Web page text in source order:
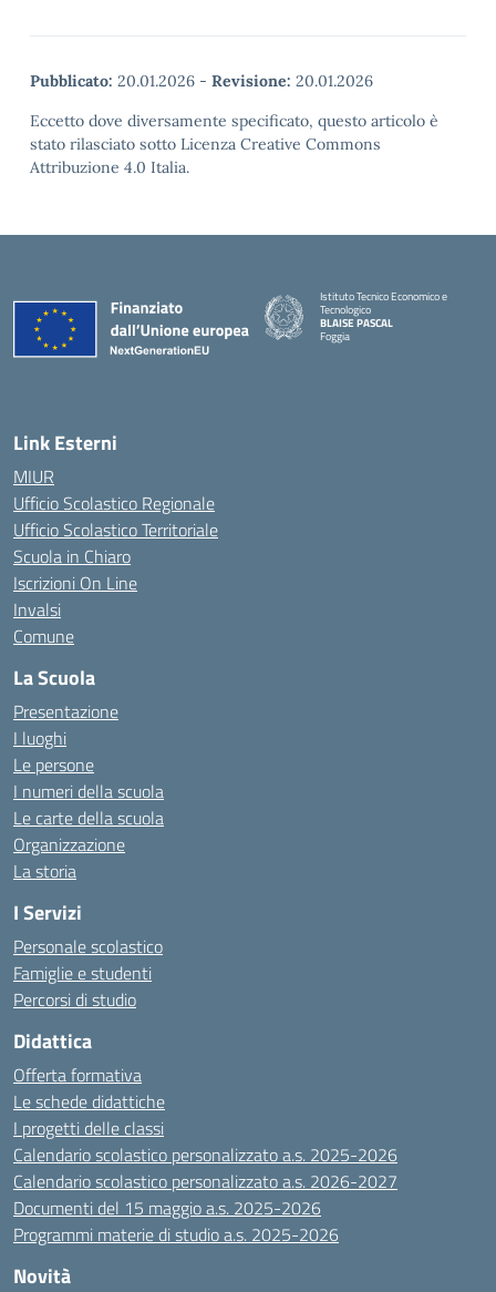
Pubblicato: 20.01.2026 - Revisione: 20.01.2026
Eccetto dove diversamente specificato, questo articolo è
stato rilasciato sotto Licenza Creative Commons
Attribuzione 4.0 Italia.
Istituto Tecnico Economico e
Tecnologico
BLAISE PASCAL
Foggia
— Visita la pagina iniziale della scuola
Link Esterni
MIUR
Ufficio Scolastico Regionale
Ufficio Scolastico Territoriale
Scuola in Chiaro
Iscrizioni On Line
Invalsi
Comune
La Scuola
Presentazione
I luoghi
Le persone
I numeri della scuola
Le carte della scuola
Organizzazione
La storia
I Servizi
Personale scolastico
Famiglie e studenti
Percorsi di studio
Didattica
Offerta formativa
Le schede didattiche
I progetti delle classi
Calendario scolastico personalizzato a.s. 2025-2026
Calendario scolastico personalizzato a.s. 2026-2027
Documenti del 15 maggio a.s. 2025-2026
Programmi materie di studio a.s. 2025-2026
Novità